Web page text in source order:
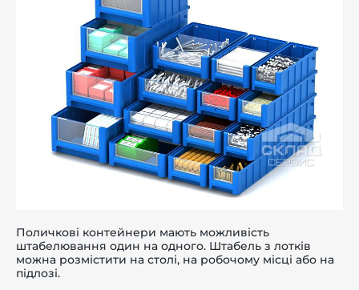
Поличкові контейнери мають можливість
штабелювання один на одного. Штабель з лотків
можна розмістити на столі, на робочому місці або на
підлозі.